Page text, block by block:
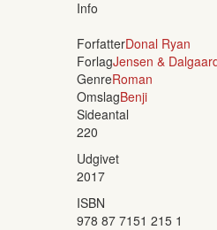
Info
ForfatterDonal Ryan
ForlagJensen &
GenreRoman
OmslagBenji
Sideantal
220
Udgivet
2017
ISBN
978 87 7151 215 1